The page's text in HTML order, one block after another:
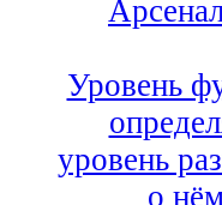
Уровень
уровень
о